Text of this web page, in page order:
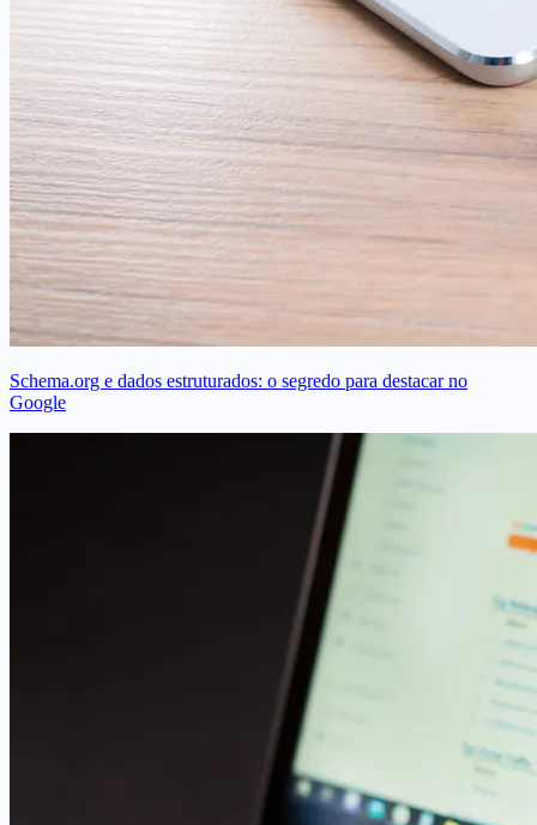
Schema.org e dados estruturados: o segredo para destacar no
Google